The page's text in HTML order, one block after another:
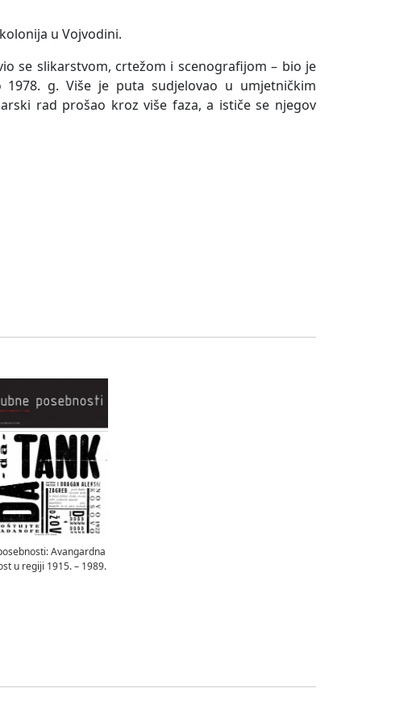
u Vojvodini.
se slikarstvom, crtežom i scenografijom – bio je
g. Više je puta sudjelovao u umjetničkim
rad prošao kroz više faza, a ističe se njegov
Avangardna
u regiji 1915. – 1989.